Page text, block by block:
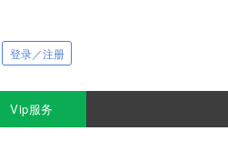
登录／注册
Vip服务